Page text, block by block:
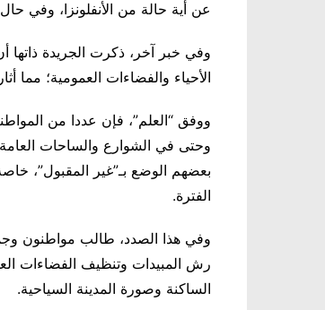
عن أية حالة من الأنفلونزا، وفي
وفي خبر آخر، ذكرت الجريدة ذاتها
الأحياء والفضاءات العمومية؛
ووفق “العلم”، فإن عددا من
وحتى في الشوارع والساحات
بعضهم الوضع بـ”غير المقبول”،
الفترة.
وفي هذا الصدد، طالب مواطنون
رش المبيدات وتنظيف الفضاءات
الساكنة وصورة المدينة السياحية.